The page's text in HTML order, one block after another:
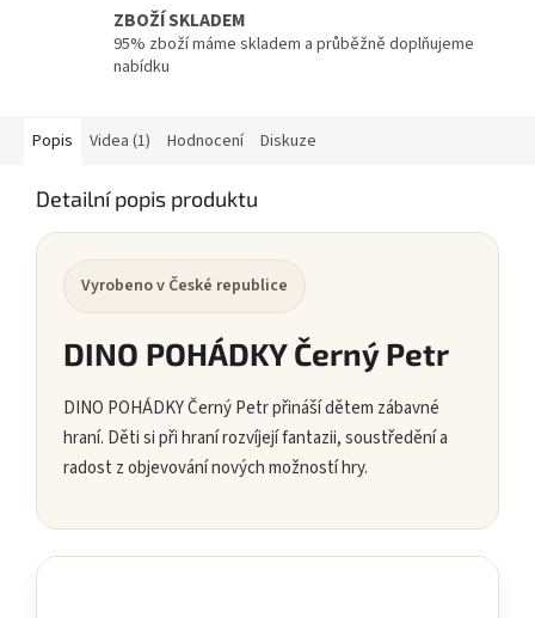
ZBOŽÍ SKLADEM
95% zboží máme skladem a průběžně doplňujeme
nabídku
Popis Videa (1) Hodnocení Diskuze
Detailní popis produktu
Vyrobeno v České republice
DINO POHÁDKY Černý Petr
DINO POHÁDKY Černý Petr přináší dětem zábavné
hraní. Děti si při hraní rozvíjejí fantazii, soustředění a
radost z objevování nových možností hry.